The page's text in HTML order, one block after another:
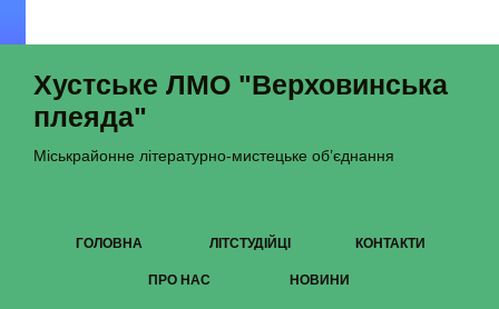
Хустське ЛМО "Верховинська
плеяда"
Міськрайонне літературно-мистецьке об’єднання
ГОЛОВНА ЛІТСТУДІЙЦІ КОНТАКТИ
ПРО НАС НОВИНИ